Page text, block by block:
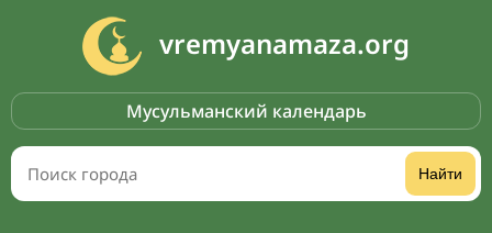
vremyanamaza.org
Мусульманский календарь
Найти